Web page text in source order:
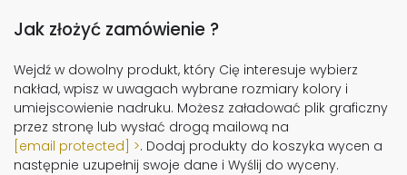
Jak złożyć zamówienie ?
Wejdź w dowolny produkt, który Cię interesuje wybierz
nakład, wpisz w uwagach wybrane rozmiary kolory i
umiejscowienie nadruku. Możesz załadować plik graficzny
przez stronę lub wysłać drogą mailową na
[email protected]
. Dodaj produkty do koszyka wycen a
następnie uzupełnij swoje dane i Wyślij do wyceny.